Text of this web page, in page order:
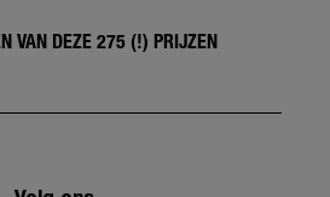
VAN DEZE 275 (!) PRIJZEN